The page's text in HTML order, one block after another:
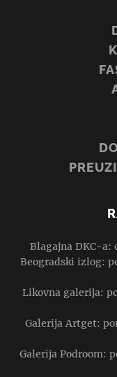
Blagajna DKC-a:
Beogradski izlog:
Likovna galerija:
Galerija Artget:
Galerija Podroom: